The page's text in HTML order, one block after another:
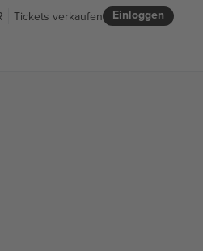
Einloggen
Tickets verkaufen